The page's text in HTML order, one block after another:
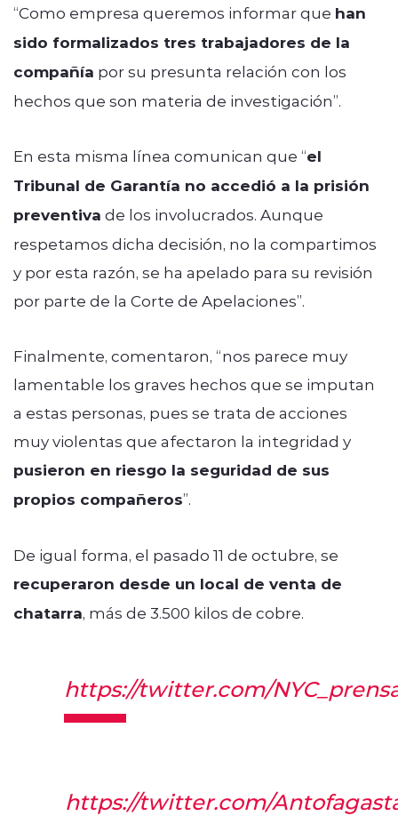
“Como empresa queremos informar que han
sido formalizados tres trabajadores de la
compañía por su presunta relación con los
hechos que son materia de investigación”.
En esta misma línea comunican que “el
Tribunal de Garantía no accedió a la prisión
preventiva de los involucrados. Aunque
respetamos dicha decisión, no la compartimos
y por esta razón, se ha apelado para su revisión
por parte de la Corte de Apelaciones”.
Finalmente, comentaron, “nos parece muy
lamentable los graves hechos que se imputan
a estas personas, pues se trata de acciones
muy violentas que afectaron la integridad y
pusieron en riesgo la seguridad de sus
propios compañeros”.
De igual forma, el pasado 11 de octubre, se
recuperaron desde un local de venta de
chatarra, más de 3.500 kilos de cobre.
https://twitter.com/
https://twitter.com/